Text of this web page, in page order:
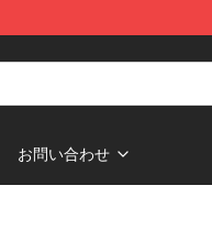
お問い合わせ